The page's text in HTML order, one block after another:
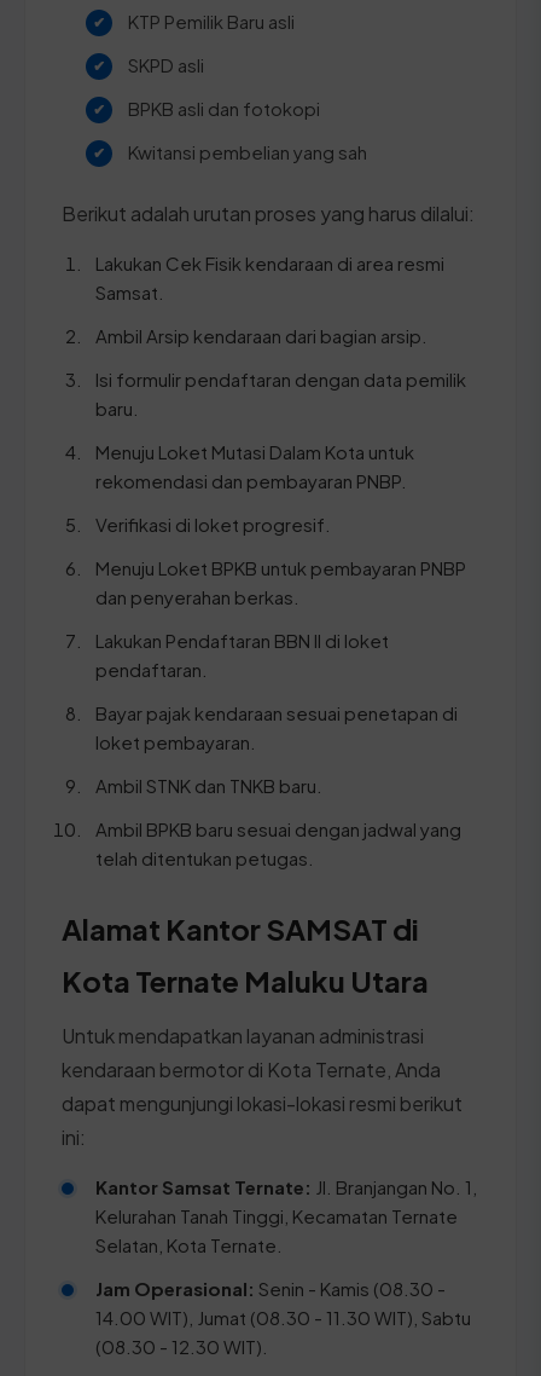
KTP Pemilik Baru asli
SKPD asli
BPKB asli dan fotokopi
Kwitansi pembelian yang sah
Berikut adalah urutan proses yang harus dilalui:
Lakukan Cek Fisik kendaraan di area resmi
Samsat.
Ambil Arsip kendaraan dari bagian arsip.
Isi formulir pendaftaran dengan data pemilik
baru.
Menuju Loket Mutasi Dalam Kota untuk
rekomendasi dan pembayaran PNBP.
Verifikasi di loket progresif.
Menuju Loket BPKB untuk pembayaran PNBP
dan penyerahan berkas.
Lakukan Pendaftaran BBN II di loket
pendaftaran.
Bayar pajak kendaraan sesuai penetapan di
loket pembayaran.
Ambil STNK dan TNKB baru.
Ambil BPKB baru sesuai dengan jadwal yang
telah ditentukan petugas.
Alamat Kantor SAMSAT di
Kota Ternate Maluku Utara
Untuk mendapatkan layanan administrasi
kendaraan bermotor di Kota Ternate, Anda
dapat mengunjungi lokasi-lokasi resmi berikut
ini:
Kantor Samsat Ternate: Jl. Branjangan No. 1,
Kelurahan Tanah Tinggi, Kecamatan Ternate
Selatan, Kota Ternate.
Jam Operasional: Senin - Kamis (08.30 -
14.00 WIT), Jumat (08.30 - 11.30 WIT), Sabtu
(08.30 - 12.30 WIT).